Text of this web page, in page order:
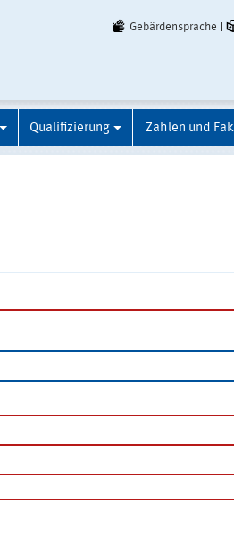
Gebärdensprache
Qualifizierung Zahlen und